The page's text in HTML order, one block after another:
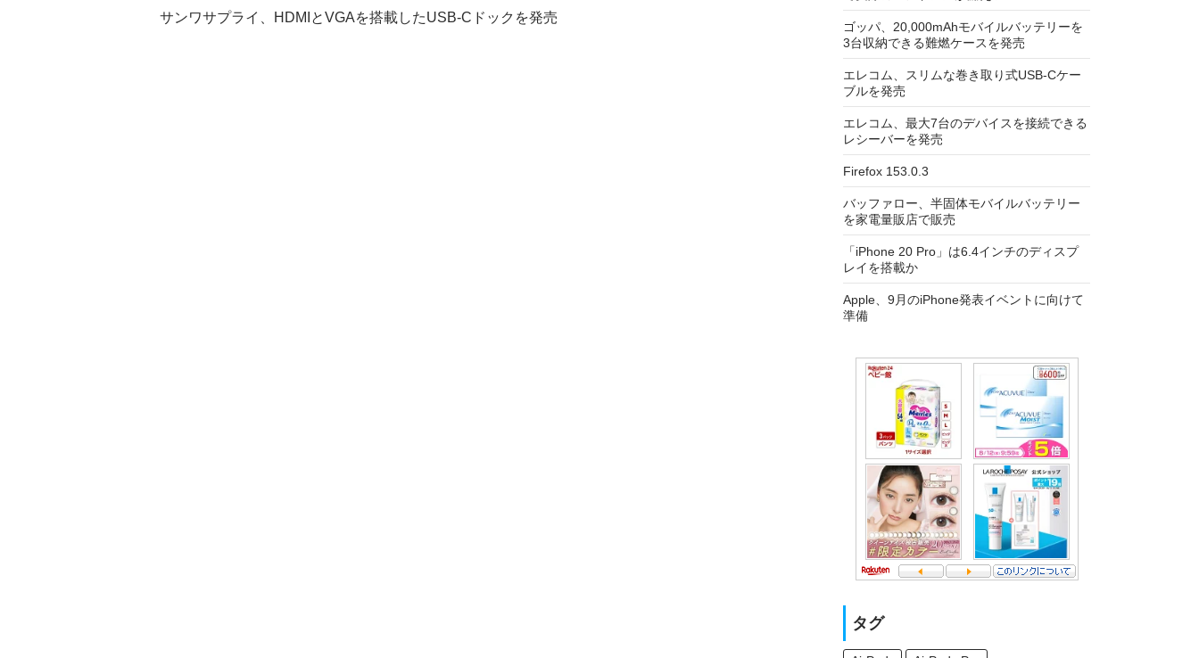
サンワサプライ、HDMIとVGAを搭載したUSB-Cドックを発売
ゴッパ、20,000mAhモバイルバッテリーを
3台収納できる難燃ケースを発売
エレコム、スリムな巻き取り式USB-Cケー
ブルを発売
エレコム、最大7台のデバイスを接続できる
レシーバーを発売
Firefox 153.0.3
バッファロー、半固体モバイルバッテリー
を家電量販店で販売
「iPhone 20 Pro」は6.4インチのディスプ
レイを搭載か
Apple、9月のiPhone発表イベントに向けて
準備
タグ